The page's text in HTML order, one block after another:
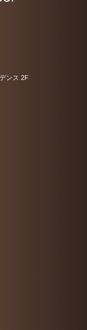
ンス 2F